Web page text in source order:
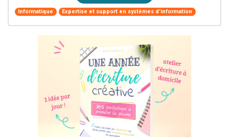
Informatique Expertise et support en systèmes d'information